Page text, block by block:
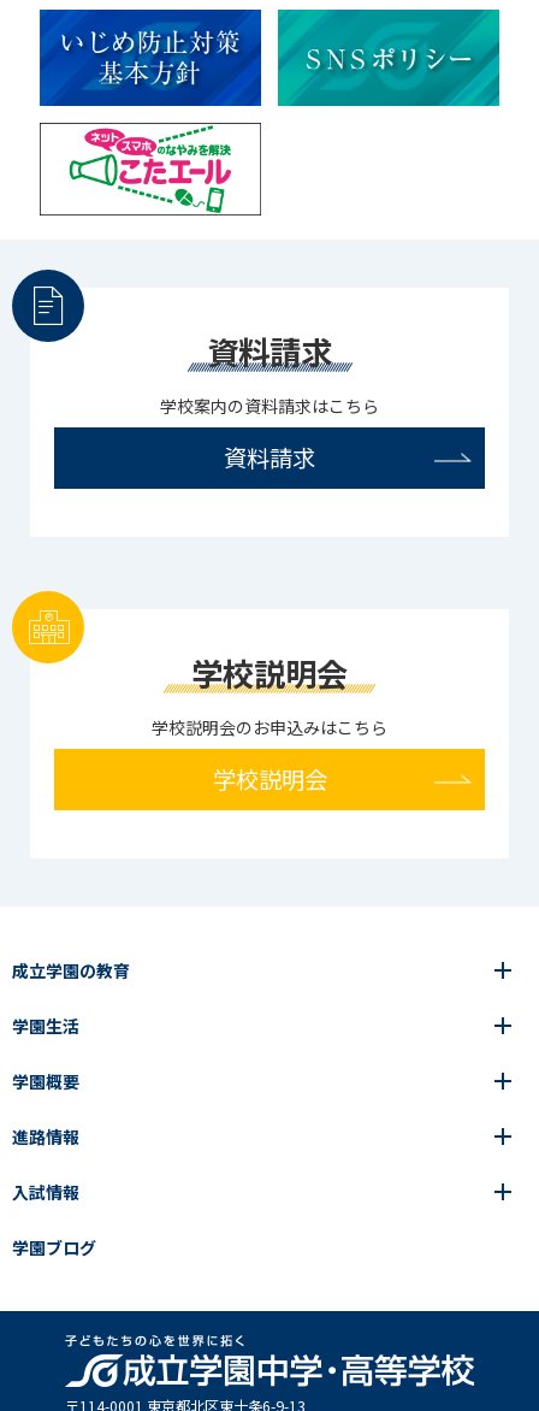
宇宙探究
赤門倶楽部
資料請求
学校案内の資料請求はこちら
資料請求
学校説明会
学校説明会のお申込みはこちら
学校説明会
成立学園の教育
6年間の一貫教育
中学校
高等学校
成立メソッド
教科指導の特徴
卒業生の声
中学校
成立メソッド
卒業生の声
成立学園ならではの教育
見える学力×見えない学力
学園生活
年間行事
施設紹介
制服
学園ブログ
学園概要
学園の歩み
アクセス
進路情報
進路・進学
入試情報
中学入試Q&A
入試結果
説明会・イベント日程
出願方法・募集要項
学園ブログ
〒114-0001 東京都北区東⼗条6-9-13